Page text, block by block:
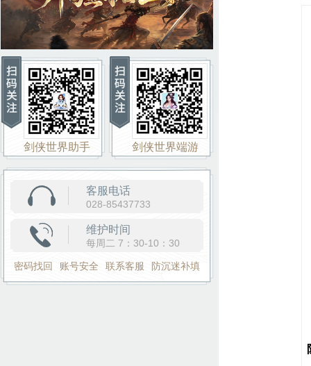
剑侠世界助手 剑侠世界端游
客服电话
028-85437733
维护时间
每周二 7：30-10：30
密码找回 账号安全 联系客服 防沉迷补填